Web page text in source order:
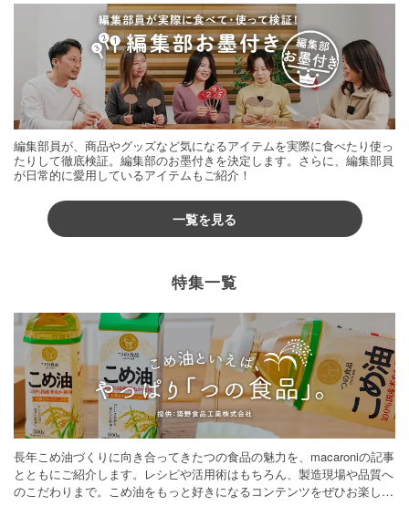
編集部員が、商品やグッズなど気になるアイテムを実際に食べたり使っ
たりして徹底検証。編集部のお墨付きを決定します。さらに、編集部員
が日常的に愛用しているアイテムもご紹介！
一覧を見る
特集一覧
長年こめ油づくりに向き合ってきたつの食品の魅力を、macaroniの記事
とともにご紹介します。レシピや活用術はもちろん、製造現場や品質へ
のこだわりまで。こめ油をもっと好きになるコンテンツをぜひお楽しみ